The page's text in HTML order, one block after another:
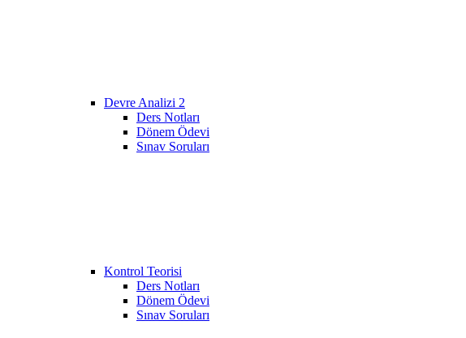
Devre Analizi 2
Ders Notları
Dönem Ödevi
Sınav Soruları
Kontrol Teorisi
Ders Notları
Dönem Ödevi
Sınav Soruları